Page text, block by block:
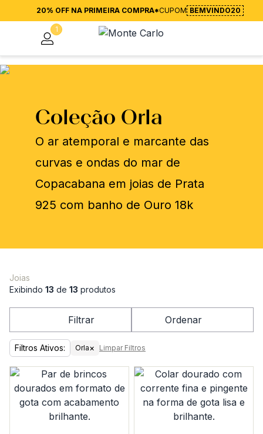
20% OFF NA PRIMEIRA COMPRA*CUPOM BEMVINDO20
1
Coleção Orla
O ar atemporal e marcante das
curvas e ondas do mar de
Copacabana em joias de Prata
925 com banho de Ouro 18k
Joias
Exibindo 13 de 13 produtos
Filtrar Ordenar
Filtros Ativos: Orla× Limpar Filtros